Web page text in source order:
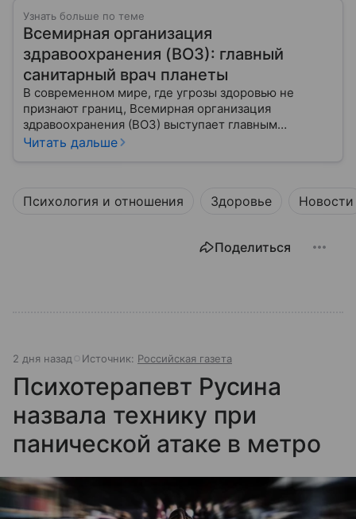
Узнать больше по теме
Всемирная организация
здравоохранения (ВОЗ): главный
санитарный врач планеты
В современном мире, где угрозы здоровью не
признают границ, Всемирная организация
здравоохранения (ВОЗ) выступает главным
координатором глобального здравоохранения. Эта
миллиардов людей. Как устроен этот «командный
Читать дальше
Психология и отношения Здоровье Новости
Поделиться
2 дня назад Источник: Российская газета
Психотерапевт Русина
назвала технику при
панической атаке в метро